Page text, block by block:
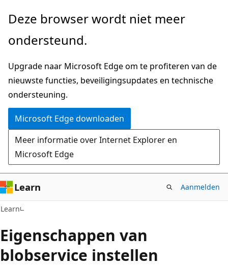
Naar
gaan
Deze browser wordt niet meer
ondersteund.
Upgrade naar Microsoft Edge om te profiteren van de
nieuwste functies, beveiligingsupdates en technische
ondersteuning.
Microsoft Edge downloaden
Meer informatie over Internet Explorer en
Microsoft Edge
Learn Aanmelden
Learn
Eigenschappen van
blobservice instellen